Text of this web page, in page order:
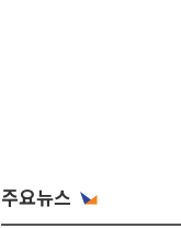
주요뉴스